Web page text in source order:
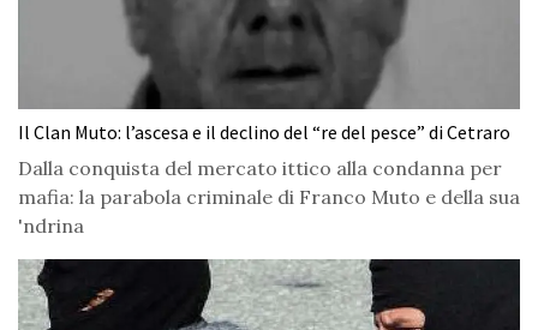
Il Clan Muto: l’ascesa e il declino del “re del pesce” di Cetraro
Dalla conquista del mercato ittico alla condanna per
mafia: la parabola criminale di Franco Muto e della sua
'ndrina